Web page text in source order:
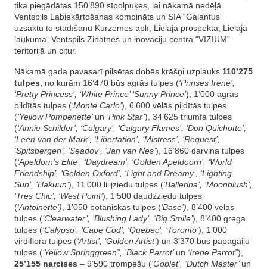
tika piegādātas 150’890 sīpolpuķes, lai nākamā nedēļā
Ventspils Labiekārtošanas kombināts un SIA “Galantus”
uzsāktu to stādīšanu Kurzemes aplī, Lielajā prospektā, Lielajā
laukumā, Ventspils Zinātnes un inovāciju centra “VIZIUM”
teritorijā un citur.
Nākamā gada pavasarī pilsētas dobēs krāšņi uzplauks 110’275
tulpes , no kurām 16’470 būs agrās tulpes (‘Prinses Irene’,
‘Pretty Princess’, ‘White Prince’ ‘Sunny Prince’), 1’000 agrās
pildītās tulpes (‘Monte Carlo’), 6’600 vēlās pildītās tulpes
(‘Yellow Pompenette’un ‘Pink Star’), 34’625 triumfa tulpes
(‘Annie Schilder’, ‘Calgary’, ‘Calgary Flames’, ‘Don Quichotte’,
‘Leen van der Mark’, ‘Libertation’, ‘Mistress’, ‘Request’,
‘Spitsbergen’, ‘Seadov’, ‘Jan van Nes’), 16’860 darvina tulpes
(‘Apeldorn’s Elite’, ‘Daydream’, ‘Golden Apeldoorn’, ‘World
Friendship’, ‘Golden Oxford’, ‘Light and Dreamy’, ‘Lighting
Sun’, ‘Hakuun’), 11’000 lilijziedu tulpes (‘Ballerina’, ‘Moonblush’,
‘Tres Chic’, ‘West Point’), 1’500 daudzziedu tulpes
(‘Antoinette’) , 1’050 botāniskās tulpes (‘Base’) , 8’400 vēlās
tulpes (‘Clearwater’, ‘Blushing Lady’, ‘Big Smile’), 8’400 grega
tulpes (‘Calypso’, ‘Cape Cod’, ‘Quebec’, ‘Toronto’), 1’000
virdiflora tulpes (‘Artist’, ‘Golden Artist’) un 3’370 būs papagaiļu
tulpes (‘Yellow Springgreen”, ‘Black Parrot’un ‘Irene Parrot”),
25’155 narcises – 9’590 trompešu (‘Goblet’, ‘Dutch Master’un